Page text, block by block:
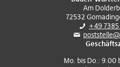
Am
72532
+49
Mo. bis Do.: 9.00